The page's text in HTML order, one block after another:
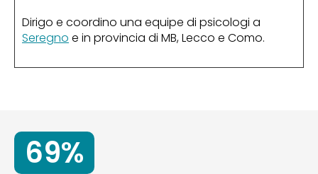
Dirigo e coordino una equipe di psicologi a
Seregno e in provincia di MB, Lecco e Como.
69%